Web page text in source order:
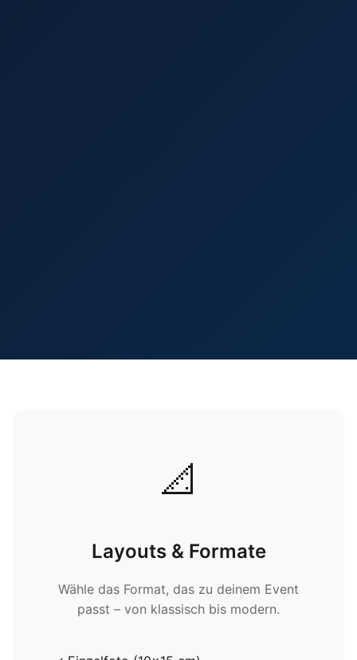
📐
Layouts & Formate
Wähle das Format, das zu deinem Event
passt – von klassisch bis modern.